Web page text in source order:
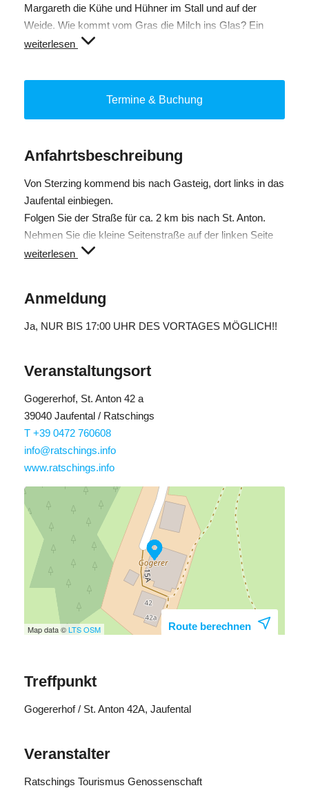
Margareth die Kühe und Hühner im Stall und auf der
Weide. Wie kommt vom Gras die Milch ins Glas? Ein
Erlebnis für Groß und Klein. Du kannst bei den Tieren
Milch und Biojoghurt zu verkosten.
weiterlesen
Termine & Buchung
Anfahrtsbeschreibung
Von Sterzing kommend bis nach Gasteig, dort links in das
Jaufental einbiegen.
Folgen Sie der Straße für ca. 2 km bis nach St. Anton.
Nehmen Sie die kleine Seitenstraße auf der linken Seite
und folgen der Beschilderung Gogererhof für ca. 1 km bis
weiterlesen
Anmeldung
Ja, NUR BIS 17:00 UHR DES VORTAGES MÖGLICH!!
Veranstaltungsort
Gogererhof, St. Anton 42 a
39040 Jaufental / Ratschings
T +39 0472 760608
info@ratschings.info
www.ratschings.info
Map data ©LTSOSM Route berechnen
Treffpunkt
Gogererhof / St. Anton 42A, Jaufental
Veranstalter
Ratschings Tourismus Genossenschaft